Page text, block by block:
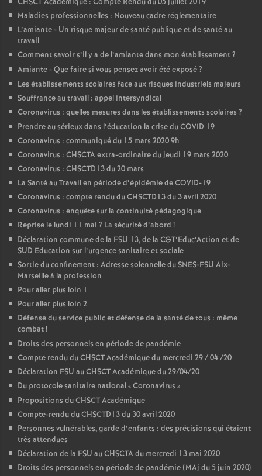
Maladies professionnelles : Nouveau cadre réglementaire
L’amiante - Un risque majeur de santé publique et de santé au
travail
Comment savoir s’il y a de l’amiante dans mon établissement?
Amiante - Que faire si vous pensez avoir été exposé?
Les établissements scolaires face aux risques industriels majeurs
Souffrance au travail : appel intersyndical
Coronavirus : quelles mesures dans les établissements scolaires ?
Prendre au sérieux dans l’éducation la crise du COVID 19
Coronavirus : communiqué du 15 mars 2020 9h
Coronavirus : CHSCTA extra-ordinaire du jeudi 19 mars 2020
Coronavirus : CHSCTD13 du 20 mars
La Santé au Travail en période d’épidémie de COVID-19
Coronavirus : compte rendu du CHSCTD13 du 3 avril 2020
Coronavirus : enquête sur la continuité pédagogique
Reprise le lundi 11 mai ? La sécurité d’abord !
Déclaration commune de la FSU 13, de la CGT’Educ’Action et de
SUD Education sur l’urgence sanitaire et sociale
Sortie du confinement : Adresse solennelle du SNES-FSU Aix-
Marseille à la profession
Pour aller plus loin 1
Pour aller plus loin 2
Défense du service public et défense de la santé de tous : même
combat!
Droits des personnels en période de pandémie
Compte rendu du CHSCT Académique du mercredi 29 / 04 /20
Déclaration FSU au CHSCT Académique du 29/04/20
Du protocole sanitaire national «Coronavirus »
Propositions du CHSCT Académique
Compte-rendu du CHSCTD13 du 30 avril 2020
Personnes vulnérables, garde d’enfants : des précisions qui étaient
très attendues
Déclaration de la FSU au CHSCTA du mercredi 13 mai 2020
Droits des personnels en période de pandémie (MAj du 5 juin 2020)